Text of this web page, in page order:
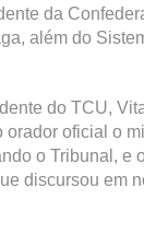
da
além do
do TCU,
orador oficial o
o Tribunal, e
discursou em